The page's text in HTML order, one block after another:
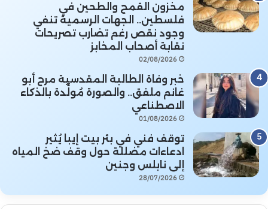
مخزون القمح والطحين في
فلسطين.. الجهات الرسمية تنفي
وجود نقص رغم تضارب تصريحات
نقابة أصحاب المخابز
02/08/2026
خبر وفاة الطالبة المقدسية مرح أبو
غانم ملفق.. والصورة مُولَّدة بالذكاء
الاصطناعي
01/08/2026
توقف فني في بئر بيت إيبا يُثير
ادعاءات مضللة حول وقف ضخ المياه
إلى نابلس وجنين
28/07/2026